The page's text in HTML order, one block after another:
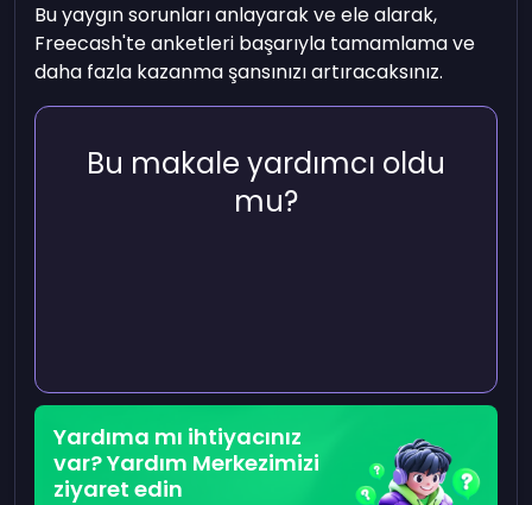
Bu yaygın sorunları anlayarak ve ele alarak,
Freecash'te anketleri başarıyla tamamlama ve
daha fazla kazanma şansınızı artıracaksınız.
Bu makale yardımcı oldu
mu?
Yardıma mı ihtiyacınız
var? Yardım Merkezimizi
ziyaret edin